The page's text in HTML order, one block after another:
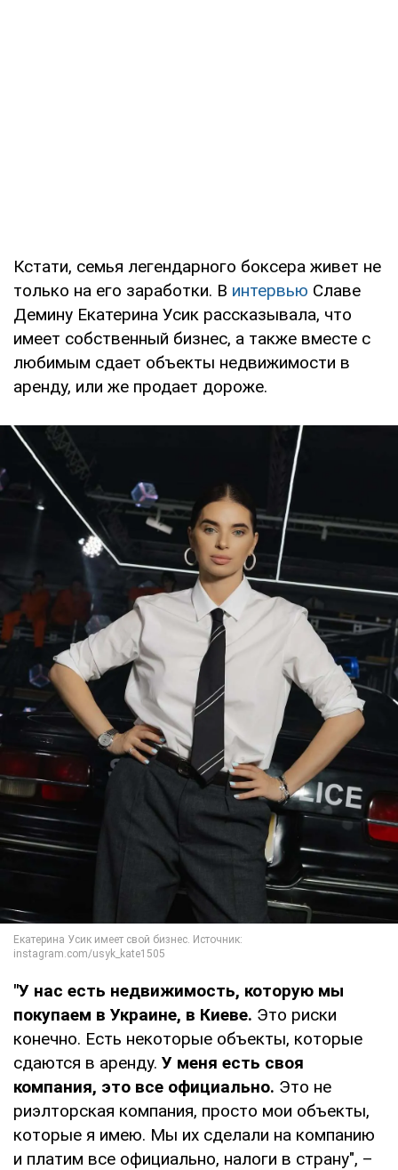
Кстати, семья легендарного боксера живет не
только на его заработки. В интервью Славе
Демину Екатерина Усик рассказывала, что
имеет собственный бизнес, а также вместе с
любимым сдает объекты недвижимости в
аренду, или же продает дороже.
"У нас есть недвижимость, которую мы
покупаем в Украине, в Киеве. Это риски
конечно. Есть некоторые объекты, которые
сдаются в аренду. У меня есть своя
компания, это все официально. Это не
риэлторская компания, просто мои объекты,
которые я имею. Мы их сделали на компанию
и платим все официально, налоги в страну", –